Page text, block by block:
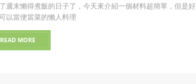
週末懶得煮飯的日子了，今天來介紹一個材料超簡單，但是好
以當便當菜的懶人料理
READ MORE